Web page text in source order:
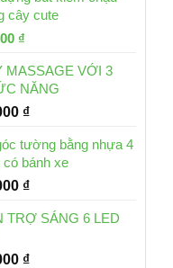
cây cute
₫.
₫
tại
là:
20.000 ₫.
MASSAGE VỚI 3
NĂNG
₫
tường bằng nhựa 4
có bánh xe
₫
TRỢ SÁNG 6 LED
₫